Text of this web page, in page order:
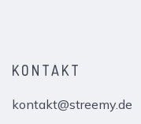
KONTAKT
kontakt@streemy.de